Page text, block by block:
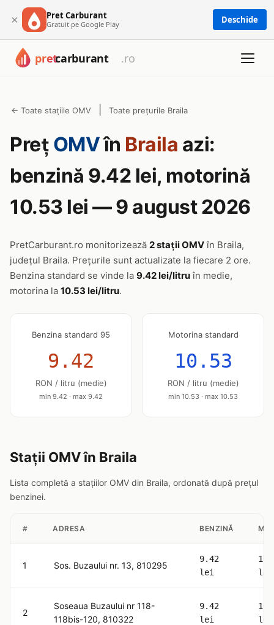
× Pret Carburant
Gratuit pe Google Play Deschide
← Toate stațiile OMV Toate prețurile Braila
Preț OMVîn Braila azi:
benzină 9.42 lei, motorină
10.53 lei — 9 august 2026
PretCarburant.ro monitorizează 2 stații OMVîn Braila,
județul Braila. Prețurile sunt actualizate la fiecare 2 ore.
Benzina standard se vinde la 9.42 lei/litruîn medie,
motorina la 10.53 lei/litru.
Benzina standard 95
9.42
RON / litru (medie)
min 9.42 · max 9.42
Motorina standard
10.53
RON / litru (medie)
min 10.53 · max 10.53
Stații OMV în Braila
Lista completă a stațiilor OMV din Braila, ordonată după prețul
benzinei.
# ADRESA BENZINĂ
1 Sos. Buzaului nr. 13, 810295
9.42
lei
lei
2
Soseaua Buzaului nr 118-
118bis-120, 810322
9.42
lei
lei